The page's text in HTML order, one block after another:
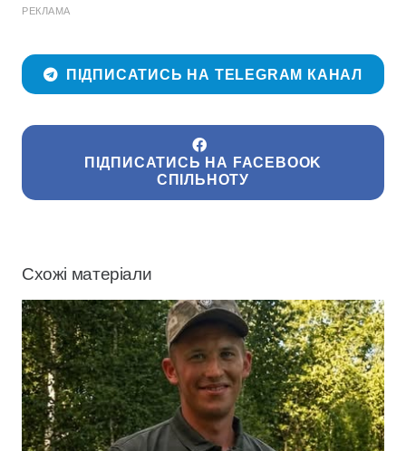
РЕКЛАМА
ПІДПИСАТИСЬ НА TELEGRAM КАНАЛ
ПІДПИСАТИСЬ НА FACEBOOK
СПІЛЬНОТУ
Схожі матеріали